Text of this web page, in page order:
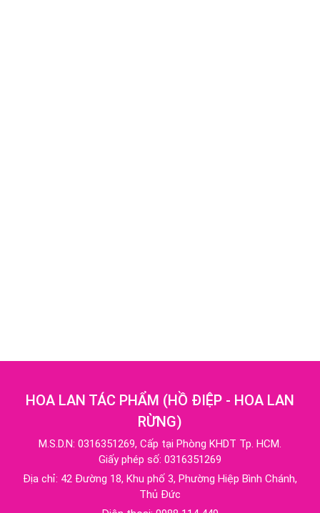
HOA LAN TÁC PHẨM (HỒ ĐIỆP - HOA LAN
RỪNG)
M.S.D.N: 0316351269, Cấp tại Phòng KHDT Tp. HCM.
Giấy phép số: 0316351269
Địa chỉ: 42 Đường 18, Khu phố 3, Phường Hiệp Bình Chánh,
Thủ Đức